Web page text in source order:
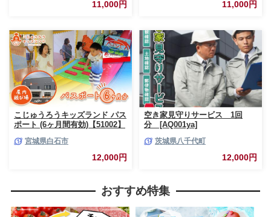
11,000円 11,000円
こじゅうろうキッズランド パス
ポート (6ヶ月間有効)【51002】
宮城県白石市
12,000円
空き家見守りサービス 1回
分 [AQ001ya]
茨城県八千代町
12,000円
おすすめ特集